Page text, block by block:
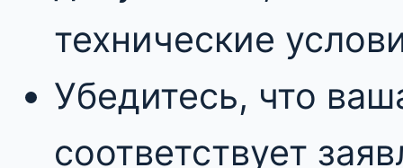
технические
Убедитесь, что
соответствует